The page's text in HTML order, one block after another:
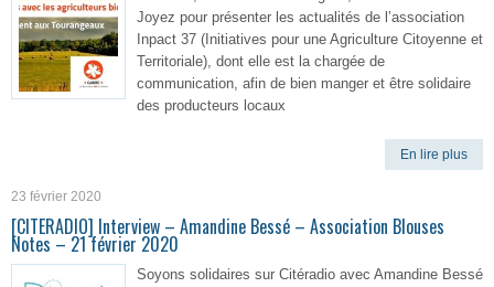
Joyez pour présenter les actualités de l’association
Inpact 37 (Initiatives pour une Agriculture Citoyenne et
Territoriale), dont elle est la chargée de
communication, afin de bien manger et être solidaire
des producteurs locaux
En lire plus
23 février 2020
[CITERADIO] Interview – Amandine Bessé – Association Blouses
Notes – 21 février 2020
Soyons solidaires sur Citéradio avec Amandine Bessé